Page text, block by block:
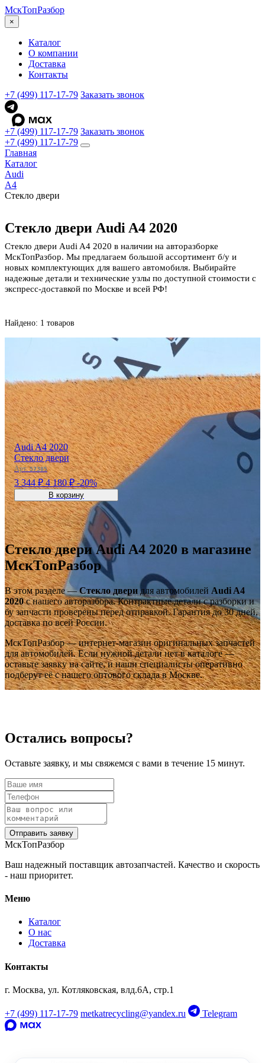
МскТопРазбор
×
Каталог
О компании
Доставка
Контакты
+7 (499) 117-17-79 Заказать звонок
+7 (499) 117-17-79 Заказать звонок
+7 (499) 117-17-79
Главная
Каталог
Audi
A4
Стекло двери
Стекло двери Audi A4 2020
Стекло двери Audi A4 2020 в наличии на авторазборке
МскТопРазбор. Мы предлагаем большой ассортимент б/у и
новых комплектующих для вашего автомобиля. Выбирайте
надежные детали и технические узлы по доступной стоимости с
экспресс-доставкой по Москве и всей РФ!
Найдено: 1 товаров
OEM: 8W5845205
Audi A4 2020
Стекло двери
Арт:57385
3 344 ₽4 180 ₽-20%
В корзину
Стекло двери Audi A4 2020 в магазине
МскТопРазбор
В этом разделе —Стекло дверидля автомобилей Audi A4
2020с нашего авторазбора. Контрактные детали с разборки и
бу запчасти проверены перед отправкой. Гарантия до 30 дней,
доставка по всей России.
МскТопРазбор — интернет-магазин оригинальных запчастей
для автомобилей. Если нужной детали нет в каталоге —
оставьте заявку на сайте, и наши специалисты оперативно
подберут её с нашего оптового склада в Москве.
Остались вопросы?
Оставьте заявку, и мы свяжемся с вами в течение 15 минут.
Отправить заявку
МскТопРазбор
Ваш надежный поставщик автозапчастей. Качество и скорость
- наш приоритет.
Меню
Каталог
О нас
Доставка
Контакты
г. Москва, ул. Котляковская, влд.6А, стр.1
+7 (499) 117-17-79 metkatrecycling@yandex.ru Telegram